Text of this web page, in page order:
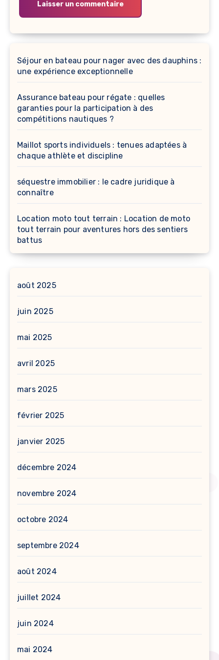
Séjour en bateau pour nager avec des dauphins :
une expérience exceptionnelle
Assurance bateau pour régate : quelles
garanties pour la participation à des
compétitions nautiques ?
Maillot sports individuels : tenues adaptées à
chaque athlète et discipline
séquestre immobilier : le cadre juridique à
connaître
Location moto tout terrain : Location de moto
tout terrain pour aventures hors des sentiers
battus
août 2025
juin 2025
mai 2025
avril 2025
mars 2025
février 2025
janvier 2025
décembre 2024
novembre 2024
octobre 2024
septembre 2024
août 2024
juillet 2024
juin 2024
mai 2024